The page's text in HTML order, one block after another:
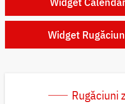
Widget
Rugăciuni